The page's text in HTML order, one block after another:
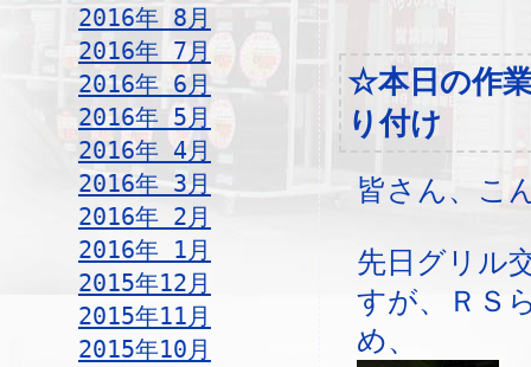
2016年 8月
2016年 7月
2016年 6月
2016年 5月
2016年 4月
2016年 3月
2016年 2月
2016年 1月
2015年12月
2015年11月
2015年10月
☆本日の作
り付け
皆さん、こ
先日グリル
すが、ＲＳ
め、